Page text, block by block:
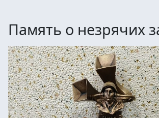
Память о незрячих